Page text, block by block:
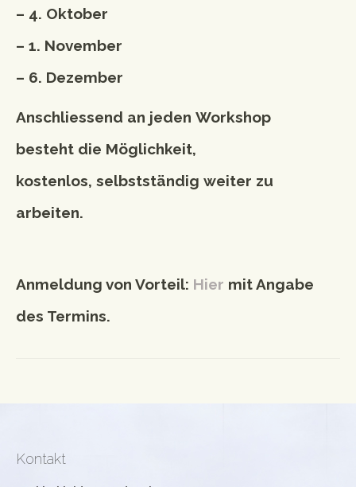
– 4. Oktober
– 1. November
– 6. Dezember
Anschliessend an jeden Workshop
besteht die Möglichkeit,
kostenlos, selbstständig weiter zu
arbeiten.
Anmeldung von Vorteil: Hier mit Angabe
des Termins.
Kontakt